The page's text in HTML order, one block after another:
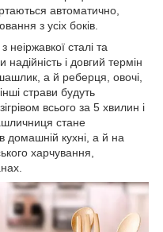
автоматично,
з усіх боків.
сталі та
і довгий термін
а й реберця, овочі,
страви будуть
всього за 5 хвилин і
стане
домашній кухні, а й на
харчування,